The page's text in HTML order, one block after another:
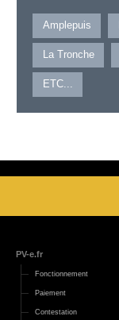
Amplepuis
La Tronche
ETC...
PV-e.fr
Fonctionnement
Paiement
Contestation